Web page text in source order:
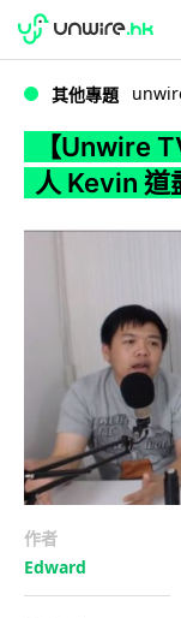
WWDC 2026
其他專題
【Unwire
人 Kevin 道
作者
Edward